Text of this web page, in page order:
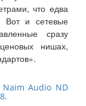
что едва
Вот и сетевые
сразу
нишах,
Naim Audio ND